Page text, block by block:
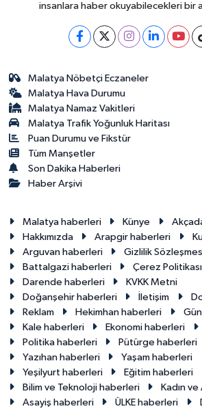
insanlara haber okuyabilecekleri bir
Malatya Nöbetçi Eczaneler
Malatya Hava Durumu
Malatya Namaz Vakitleri
Malatya Trafik Yoğunluk Haritası
Puan Durumu ve Fikstür
Tüm Manşetler
Son Dakika Haberleri
Haber Arşivi
Malatya haberleri Künye
Hakkımızda
Arapgir haberleri
Arguvan haberleri
Gizlilik
Battalgazi haberleri
Çerez Politikası
Darende haberleri
KVKK Metni
Doğanşehir haberleri
İletişim
Reklam
Hekimhan haberleri
Kale haberleri
Ekonomi haberleri
Politika haberleri
Pütürge haberleri
Yazıhan haberleri
Yaşam haberleri
Yeşilyurt haberleri
Eğitim haberleri
Bilim ve Teknoloji haberleri
Kadın
Asayiş haberleri
ÜLKE haberleri